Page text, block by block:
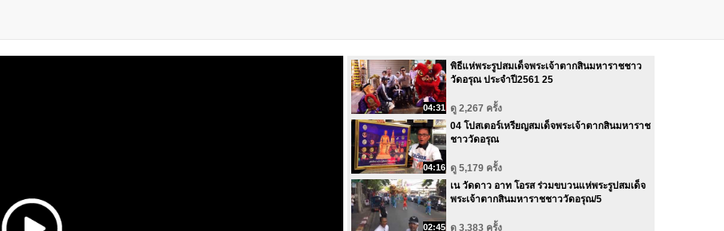
04:31
พิธีแห่พระรูปสมเด็จพระเจ้าตากสินมหาราชชาว
วัดอรุณ ประจำปี2561 25
ดู 2,267 ครั้ง
04:16
04 โปสเตอร์เหรียญสมเด็จพระเจ้าตากสินมหาราช
ชาววัดอรุณ
ดู 5,179 ครั้ง
02:45
เน วัดดาว อาท โอรส ร่วมขบวนแห่พระรูปสมเด็จ
พระเจ้าตากสินมหาราชชาววัดอรุณ/5
ดู 3,383 ครั้ง